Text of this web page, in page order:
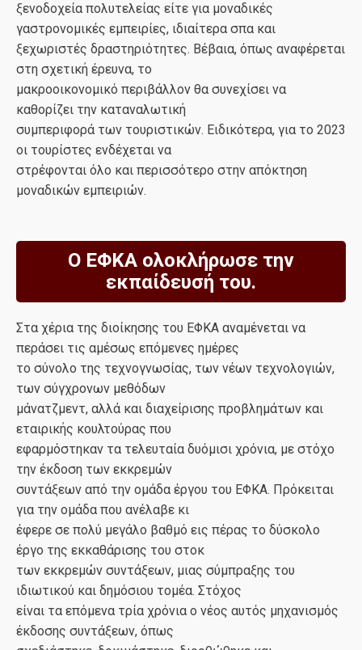
ξενοδοχεία πολυτελείας είτε για μοναδικές
γαστρονομικές εμπειρίες, ιδιαίτερα σπα και
ξεχωριστές δραστηριότητες. Βέβαια, όπως αναφέρεται
στη σχετική έρευνα, το
μακροοικονομικό περιβάλλον θα συνεχίσει να
καθορίζει την καταναλωτική
συμπεριφορά των τουριστικών. Ειδικότερα, για το 2023
οι τουρίστες ενδέχεται να
στρέφονται όλο και περισσότερο στην απόκτηση
μοναδικών εμπειριών.
Ο ΕΦΚΑ ολοκλήρωσε την
εκπαίδευσή του.
Στα χέρια της διοίκησης του ΕΦΚΑ αναμένεται να
περάσει τις αμέσως επόμενες ημέρες
το σύνολο της τεχνογνωσίας, των νέων τεχνολογιών,
των σύγχρονων μεθόδων
μάνατζμεντ, αλλά και διαχείρισης προβλημάτων και
εταιρικής κουλτούρας που
εφαρμόστηκαν τα τελευταία δυόμισι χρόνια, με στόχο
την έκδοση των εκκρεμών
συντάξεων από την ομάδα έργου του ΕΦΚΑ. Πρόκειται
για την ομάδα που ανέλαβε κι
έφερε σε πολύ μεγάλο βαθμό εις πέρας το δύσκολο
έργο της εκκαθάρισης του στοκ
των εκκρεμών συντάξεων, μιας σύμπραξης του
ιδιωτικού και δημόσιου τομέα. Στόχος
είναι τα επόμενα τρία χρόνια ο νέος αυτός μηχανισμός
έκδοσης συντάξεων, όπως